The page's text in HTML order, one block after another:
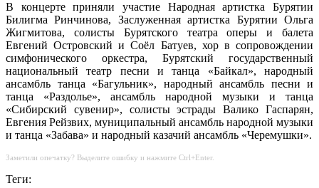
В концерте приняли участие Народная артистка Бурятии
Билигма Ринчинова, Заслуженная артистка Бурятии Ольга
Жигмитова, солисты Бурятского театра оперы и балета
Евгений Островский и Соёл Батуев, хор в сопровождении
симфонического оркестра, Бурятский государственный
национальный театр песни и танца «Байкал», народный
ансамбль танца «Багульник», народный ансамбль песни и
танца «Раздолье», ансамбль народной музыки и танца
«Сибирский сувенир», солисты эстрады Валико Гаспарян,
Евгения Рейзвих, муниципальный ансамбль народной музыки
и танца «Забава» и народный казачий ансамбль «Черемушки».
Заметили опечатку? Выделите ошибку и нажмите Ctrl+Enter.
Теги: